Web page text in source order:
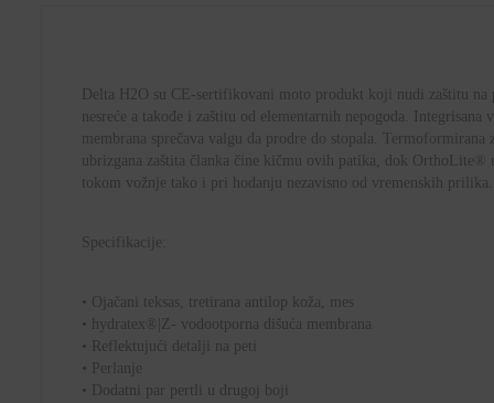
Delta H2O su CE-sertifikovani moto produkt koji nudi zaštitu
nesreće a takođe i zaštitu od elementarnih nepogoda.
membrana sprečava valgu da prodre do stopala.
ubrizgana zaštita članka čine kičmu ovih patika, dok OrthoLite®
tokom vožnje tako i pri hodanju nezavisno od vremenskih prilika.
Specifikacije:
• Ojačani teksas, tretirana antilop koža, mes
• hydratex®|Z- vodootporna dišuća membrana
• Reflektujući detalji na peti
• Perlanje
• Dodatni par pertli u drugoj boji